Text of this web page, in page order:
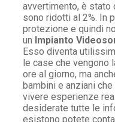
avvertimento, è stato
sono ridotti al 2%. In
protezione e quindi
un Impianto
Esso diventa
le case che vengono
ore al giorno, ma
bambini e anziani
vivere esperienze
desiderate tutte le
esistono potete